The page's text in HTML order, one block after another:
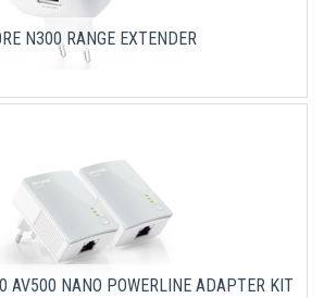
N300 RANGE EXTENDER
NANO POWERLINE ADAPTER KIT